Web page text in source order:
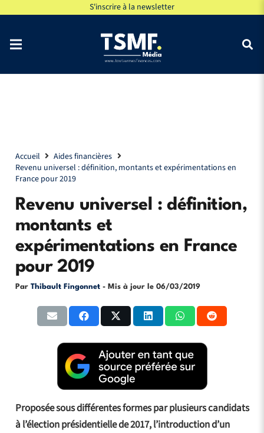
S'inscrire à la newsletter
Accueil
Aides financières
Revenu universel : définition, montants et expérimentations en
France pour 2019
Revenu universel : définition,
montants et
expérimentations en France
pour 2019
Par Thibault Fingonnet - Mis à jour le 06/03/2019
Proposée sous différentes formes par plusieurs candidats
à l’élection présidentielle de 2017, l’introduction d’un